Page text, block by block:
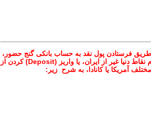
طریق فرستادن پول نقد به حساب بانکی گنج حضور،
از تمام نقاط دنیا غیر از ایران، یا واریز (Deposit) کردن از
آمریکا یا کانادا، به شرح زیر: